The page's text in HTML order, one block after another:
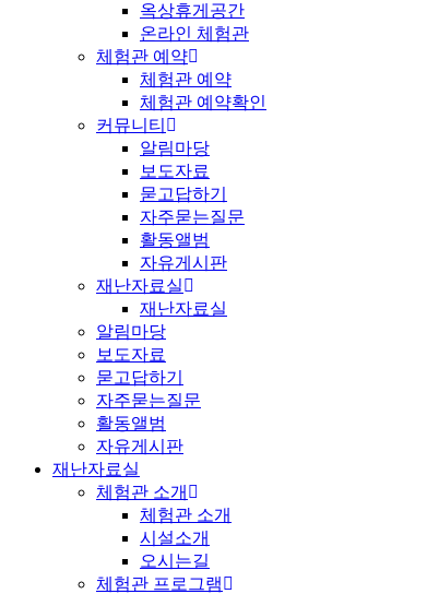
옥상휴게공간
온라인 체험관
체험관 예약
체험관 예약
체험관 예약확인
커뮤니티
알림마당
보도자료
묻고답하기
자주묻는질문
활동앨범
자유게시판
재난자료실
재난자료실
알림마당
보도자료
묻고답하기
자주묻는질문
활동앨범
자유게시판
재난자료실
체험관 소개
체험관 소개
시설소개
오시는길
체험관 프로그램